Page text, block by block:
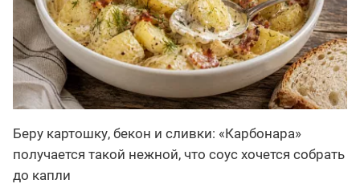
Беру картошку, бекон и сливки: «Карбонара»
получается такой нежной, что соус хочется собрать
до капли